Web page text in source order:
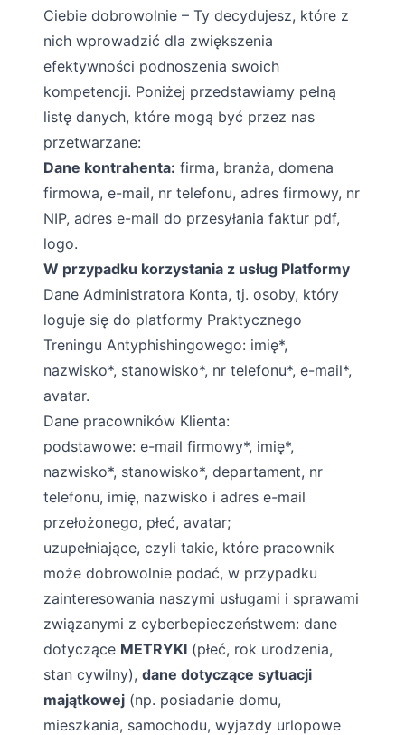
Ciebie dobrowolnie – Ty decydujesz, które z
nich wprowadzić dla zwiększenia
efektywności podnoszenia swoich
kompetencji. Poniżej przedstawiamy pełną
listę danych, które mogą być przez nas
przetwarzane:
Dane kontrahenta: firma, branża, domena
firmowa, e-mail, nr telefonu, adres firmowy, nr
NIP, adres e-mail do przesyłania faktur pdf,
logo.
W przypadku korzystania z usług Platformy
Dane Administratora Konta, tj. osoby, który
loguje się do platformy Praktycznego
Treningu Antyphishingowego: imię*,
nazwisko*, stanowisko*, nr telefonu*, e-mail*,
avatar.
Dane pracowników Klienta:
podstawowe: e-mail firmowy*, imię*,
nazwisko*, stanowisko*, departament, nr
telefonu, imię, nazwisko i adres e-mail
przełożonego, płeć, avatar;
uzupełniające, czyli takie, które pracownik
może dobrowolnie podać, w przypadku
zainteresowania naszymi usługami i sprawami
związanymi z cyberbepieczeństwem: dane
dotyczące METRYKI (płeć, rok urodzenia,
stan cywilny), dane dotyczące sytuacji
majątkowej (np. posiadanie domu,
mieszkania, samochodu, wyjazdy urlopowe